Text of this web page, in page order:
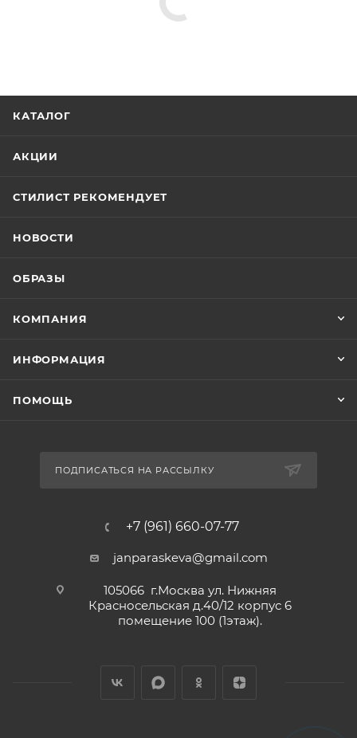
КАТАЛОГ
АКЦИИ
СТИЛИСТ РЕКОМЕНДУЕТ
НОВОСТИ
ОБРАЗЫ
КОМПАНИЯ
ИНФОРМАЦИЯ
ПОМОЩЬ
ПОДПИСАТЬСЯ НА РАССЫЛКУ
+7 (961) 660-07-77
janparaskeva@gmail.com
105066 г.Москва ул. Нижняя
Красносельская д.40/12 корпус 6
помещение 100 (1этаж).